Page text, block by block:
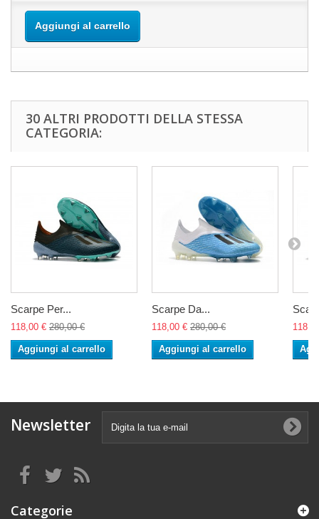
Aggiungi al carrello
30 ALTRI PRODOTTI DELLA STESSA
CATEGORIA:
Scarpe Per...
118,00 € 280,00 €
Aggiungi al carrello
Scarpe Da...
118,00 € 280,00 €
Aggiungi al carrello
Newsletter
Categorie